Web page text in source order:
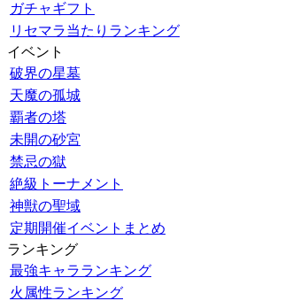
ガチャギフト
リセマラ当たりランキング
イベント
破界の星墓
天魔の孤城
覇者の塔
未開の砂宮
禁忌の獄
絶級トーナメント
神獣の聖域
定期開催イベントまとめ
ランキング
最強キャラランキング
火属性ランキング